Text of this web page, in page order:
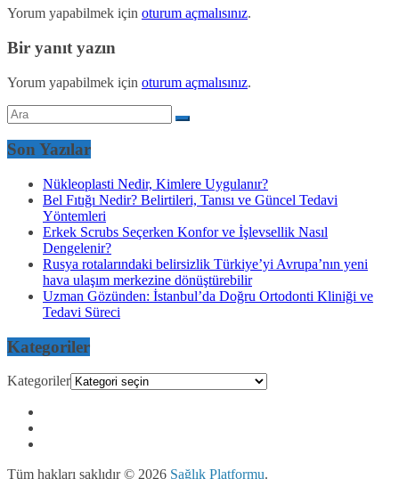
Yorum yapabilmek için oturum açmalısınız.
Bir yanıt yazın
Yorum yapabilmek için oturum açmalısınız.
Son Yazılar
Nükleoplasti Nedir, Kimlere Uygulanır?
Bel Fıtığı Nedir? Belirtileri, Tanısı ve Güncel Tedavi
Yöntemleri
Erkek Scrubs Seçerken Konfor ve İşlevsellik Nasıl
Dengelenir?
Rusya rotalarındaki belirsizlik Türkiye’yi Avrupa’nın yeni
hava ulaşım merkezine dönüştürebilir
Uzman Gözünden: İstanbul’da Doğru Ortodonti Kliniği ve
Tedavi Süreci
Kategoriler
Kategoriler
Tüm hakları saklıdır © 2026 Sağlık Platformu.